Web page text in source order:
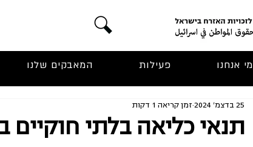
מי אנחנו פעילות המאבקים שלנו
תנאי כליאה בלתי
25 בדצמ׳ 2024 זמן קריאה 1 דקות